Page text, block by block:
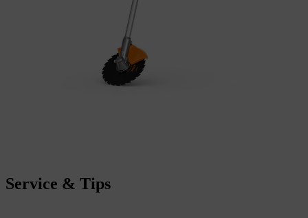
Service & Tips